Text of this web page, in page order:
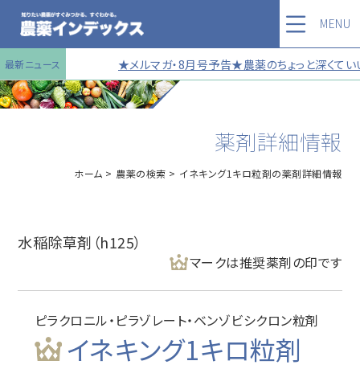
最新ニュース ★メルマガ・8月号予告★農薬のちょっと深く
MENU
薬剤詳細情報
ホーム 農薬の検索 イネキング1キロ粒剤の薬剤詳細情報
水稲除草剤（h125）
マークは推奨薬剤の印です
ピラクロニル・ピラゾレート・ベンゾビシクロン粒剤
イネキング1キロ粒剤